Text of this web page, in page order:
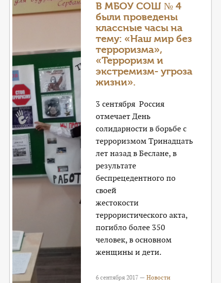
В МБОУ СОШ № 4
были проведены
классные часы на
тему: «Наш мир без
терроризма»,
«Терроризм и
экстремизм- угроза
жизни».
3 сентября Россия
отмечает День
солидарности в борьбе с
терроризмом Тринадцать
лет назад в Беслане, в
результате
беспрецедентного по
своей
жестокости
террористического акта,
погибло более 350
человек, в основном
женщины и дети.
6 сентября 2017 —Новости